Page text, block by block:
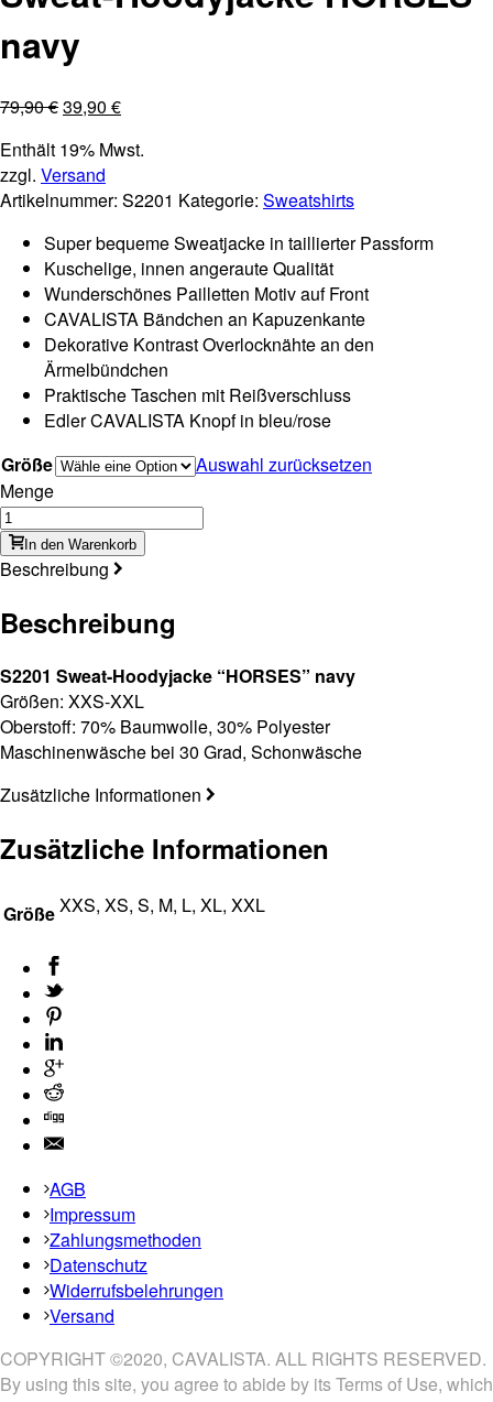
navy
79,90€39,90 €
Enthält 19% Mwst.
zzgl. Versand
Artikelnummer: S2201 Kategorie: Sweatshirts
Super bequeme Sweatjacke in taillierter Passform
Kuschelige, innen angeraute Qualität
Wunderschönes Pailletten Motiv auf Front
CAVALISTA Bändchen an Kapuzenkante
Dekorative Kontrast Overlocknähte an den
Ärmelbündchen
Praktische Taschen mit Reißverschluss
Edler CAVALISTA Knopf in bleu/rose
Größe
Auswahl zurücksetzen
Menge
In den Warenkorb
Beschreibung
Beschreibung
S2201 Sweat-Hoodyjacke “HORSES” navy
Größen: XXS-XXL
Oberstoff: 70% Baumwolle, 30% Polyester
Maschinenwäsche bei 30 Grad, Schonwäsche
Zusätzliche Informationen
Zusätzliche Informationen
GrößeXXS, XS, S, M, L, XL, XXL
AGB
Impressum
Zahlungsmethoden
Datenschutz
Widerrufsbelehrungen
Versand
COPYRIGHT ©2020, CAVALISTA. ALL RIGHTS RESERVED.
By using this site, you agree to abide by its Terms of Use, which